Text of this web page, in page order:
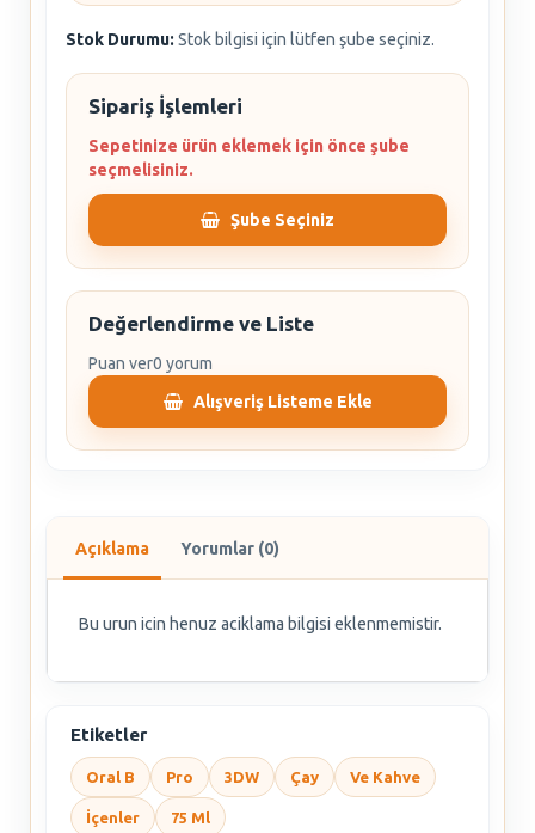
Stok Durumu: Stok bilgisi için lütfen şube seçiniz.
Sipariş İşlemleri
Sepetinize ürün eklemek için önce şube
seçmelisiniz.
Şube Seçiniz
Değerlendirme ve Liste
Puan ver0 yorum
Alışveriş Listeme Ekle
Açıklama Yorumlar (0)
Bu urun icin henuz aciklama bilgisi eklenmemistir.
Etiketler
Oral B Pro 3DW Çay Ve Kahve
İçenler 75 Ml